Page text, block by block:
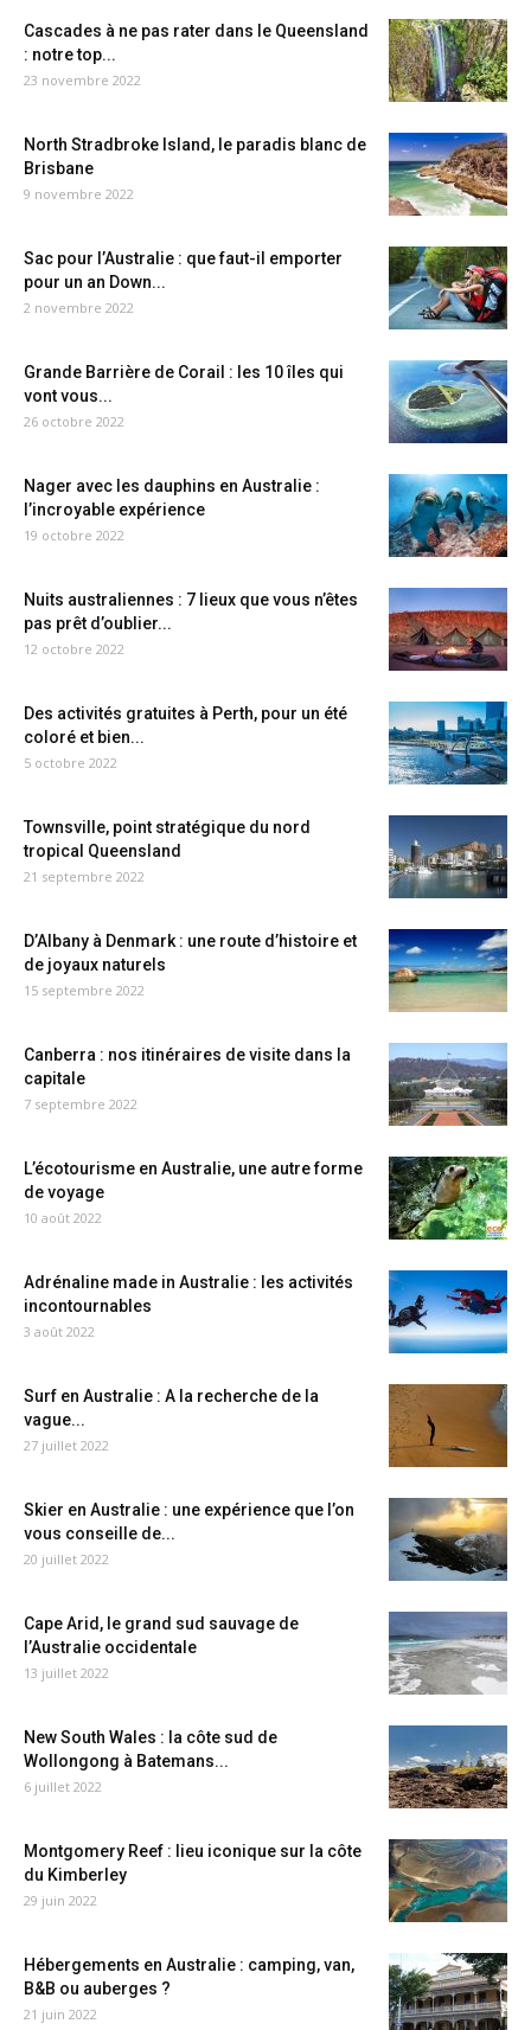
Cascades à ne pas rater dans le Queensland
: notre top...
23 novembre 2022
North Stradbroke Island, le paradis blanc de
Brisbane
9 novembre 2022
Sac pour l’Australie : que faut-il emporter
pour un an Down...
2 novembre 2022
Grande Barrière de Corail : les 10 îles qui
vont vous...
26 octobre 2022
Nager avec les dauphins en Australie :
l’incroyable expérience
19 octobre 2022
Nuits australiennes : 7 lieux que vous n’êtes
pas prêt d’oublier...
12 octobre 2022
Des activités gratuites à Perth, pour un été
coloré et bien...
5 octobre 2022
Townsville, point stratégique du nord
tropical Queensland
21 septembre 2022
D’Albany à Denmark : une route d’histoire et
de joyaux naturels
15 septembre 2022
Canberra : nos itinéraires de visite dans la
capitale
7 septembre 2022
L’écotourisme en Australie, une autre forme
de voyage
10 août 2022
Adrénaline made in Australie : les activités
incontournables
3 août 2022
Surf en Australie : A la recherche de la
vague...
27 juillet 2022
Skier en Australie : une expérience que l’on
vous conseille de...
20 juillet 2022
Cape Arid, le grand sud sauvage de
l’Australie occidentale
13 juillet 2022
New South Wales : la côte sud de
Wollongong à Batemans...
6 juillet 2022
Montgomery Reef : lieu iconique sur la côte
du Kimberley
29 juin 2022
Hébergements en Australie : camping, van,
B&B ou auberges ?
21 juin 2022